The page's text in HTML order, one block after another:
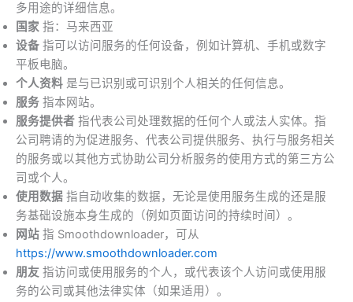
多用途的详细信息。
国家 指：马来西亚
设备 指可以访问服务的任何设备，例如计算机、手机或数字
平板电脑。
个人资料 是与已识别或可识别个人相关的任何信息。
服务 指本网站。
服务提供者 指代表公司处理数据的任何个人或法人实体。指
公司聘请的为促进服务、代表公司提供服务、执行与服务相关
的服务或以其他方式协助公司分析服务的使用方式的第三方公
司或个人。
使用数据 指自动收集的数据，无论是使用服务生成的还是服
务基础设施本身生成的（例如页面访问的持续时间）。
网站 指 Smoothdownloader，可从
https://www.smoothdownloader.com
朋友 指访问或使用服务的个人，或代表该个人访问或使用服
务的公司或其他法律实体（如果适用）。